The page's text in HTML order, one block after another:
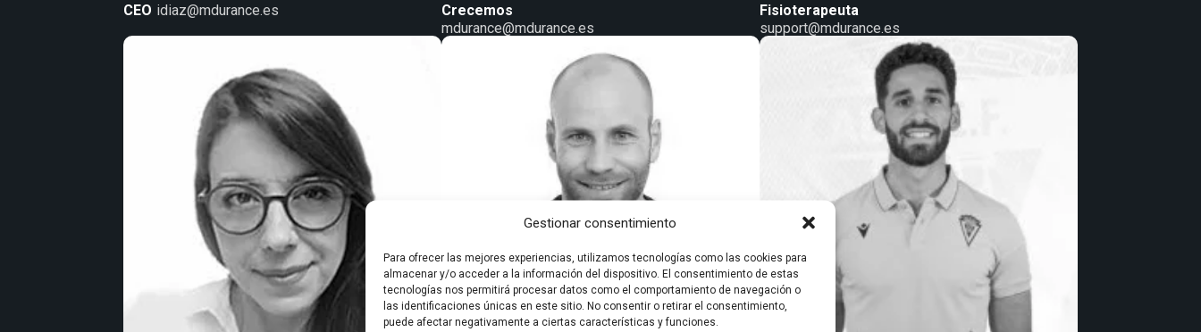
Gestionar consentimiento
Para ofrecer las mejores experiencias, utilizamos tecnologías como las cookies para
almacenar y/o acceder a la información del dispositivo. El consentimiento de estas
tecnologías nos permitirá procesar datos como el comportamiento de navegación o
las identificaciones únicas en este sitio. No consentir o retirar el consentimiento,
puede afectar negativamente a ciertas características y funciones.
CEO idiaz@mdurance.es
Crecemos
mdurance@mdurance.es
Fisioterapeuta
support@mdurance.es
Josep Caballero
Fisioterapeuta